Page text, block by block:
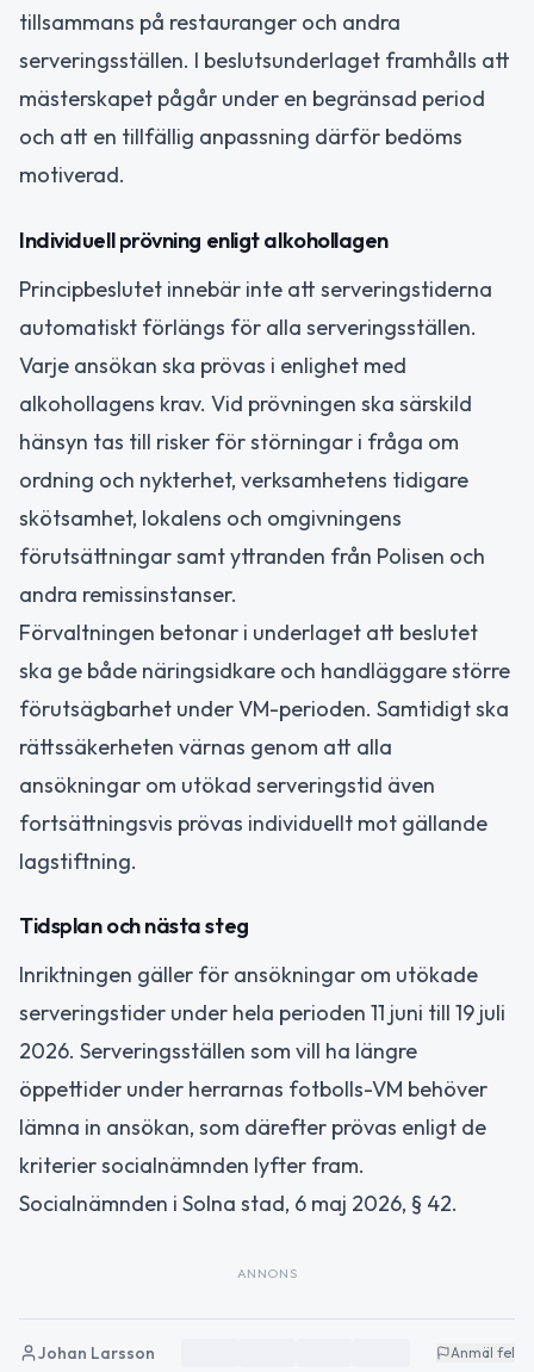
tillsammans på restauranger och andra
serveringsställen. I beslutsunderlaget framhålls att
mästerskapet pågår under en begränsad period
och att en tillfällig anpassning därför bedöms
motiverad.
Individuell prövning enligt alkohollagen
Principbeslutet innebär inte att serveringstiderna
automatiskt förlängs för alla serveringsställen.
Varje ansökan ska prövas i enlighet med
alkohollagens krav. Vid prövningen ska särskild
hänsyn tas till risker för störningar i fråga om
ordning och nykterhet, verksamhetens tidigare
skötsamhet, lokalens och omgivningens
förutsättningar samt yttranden från Polisen och
andra remissinstanser.
Förvaltningen betonar i underlaget att beslutet
ska ge både näringsidkare och handläggare större
förutsägbarhet under VM-perioden. Samtidigt ska
rättssäkerheten värnas genom att alla
ansökningar om utökad serveringstid även
fortsättningsvis prövas individuellt mot gällande
lagstiftning.
Tidsplan och nästa steg
Inriktningen gäller för ansökningar om utökade
serveringstider under hela perioden 11 juni till 19 juli
2026. Serveringsställen som vill ha längre
öppettider under herrarnas fotbolls-VM behöver
lämna in ansökan, som därefter prövas enligt de
kriterier socialnämnden lyfter fram.
Socialnämnden i Solna stad, 6 maj 2026, § 42.
ANNONS
Johan Larsson Anmäl fel